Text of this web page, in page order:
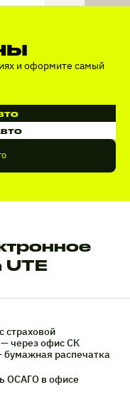
и оформите самый
страховой
через офис СК
бумажная распечатка
ОСАГО в офисе